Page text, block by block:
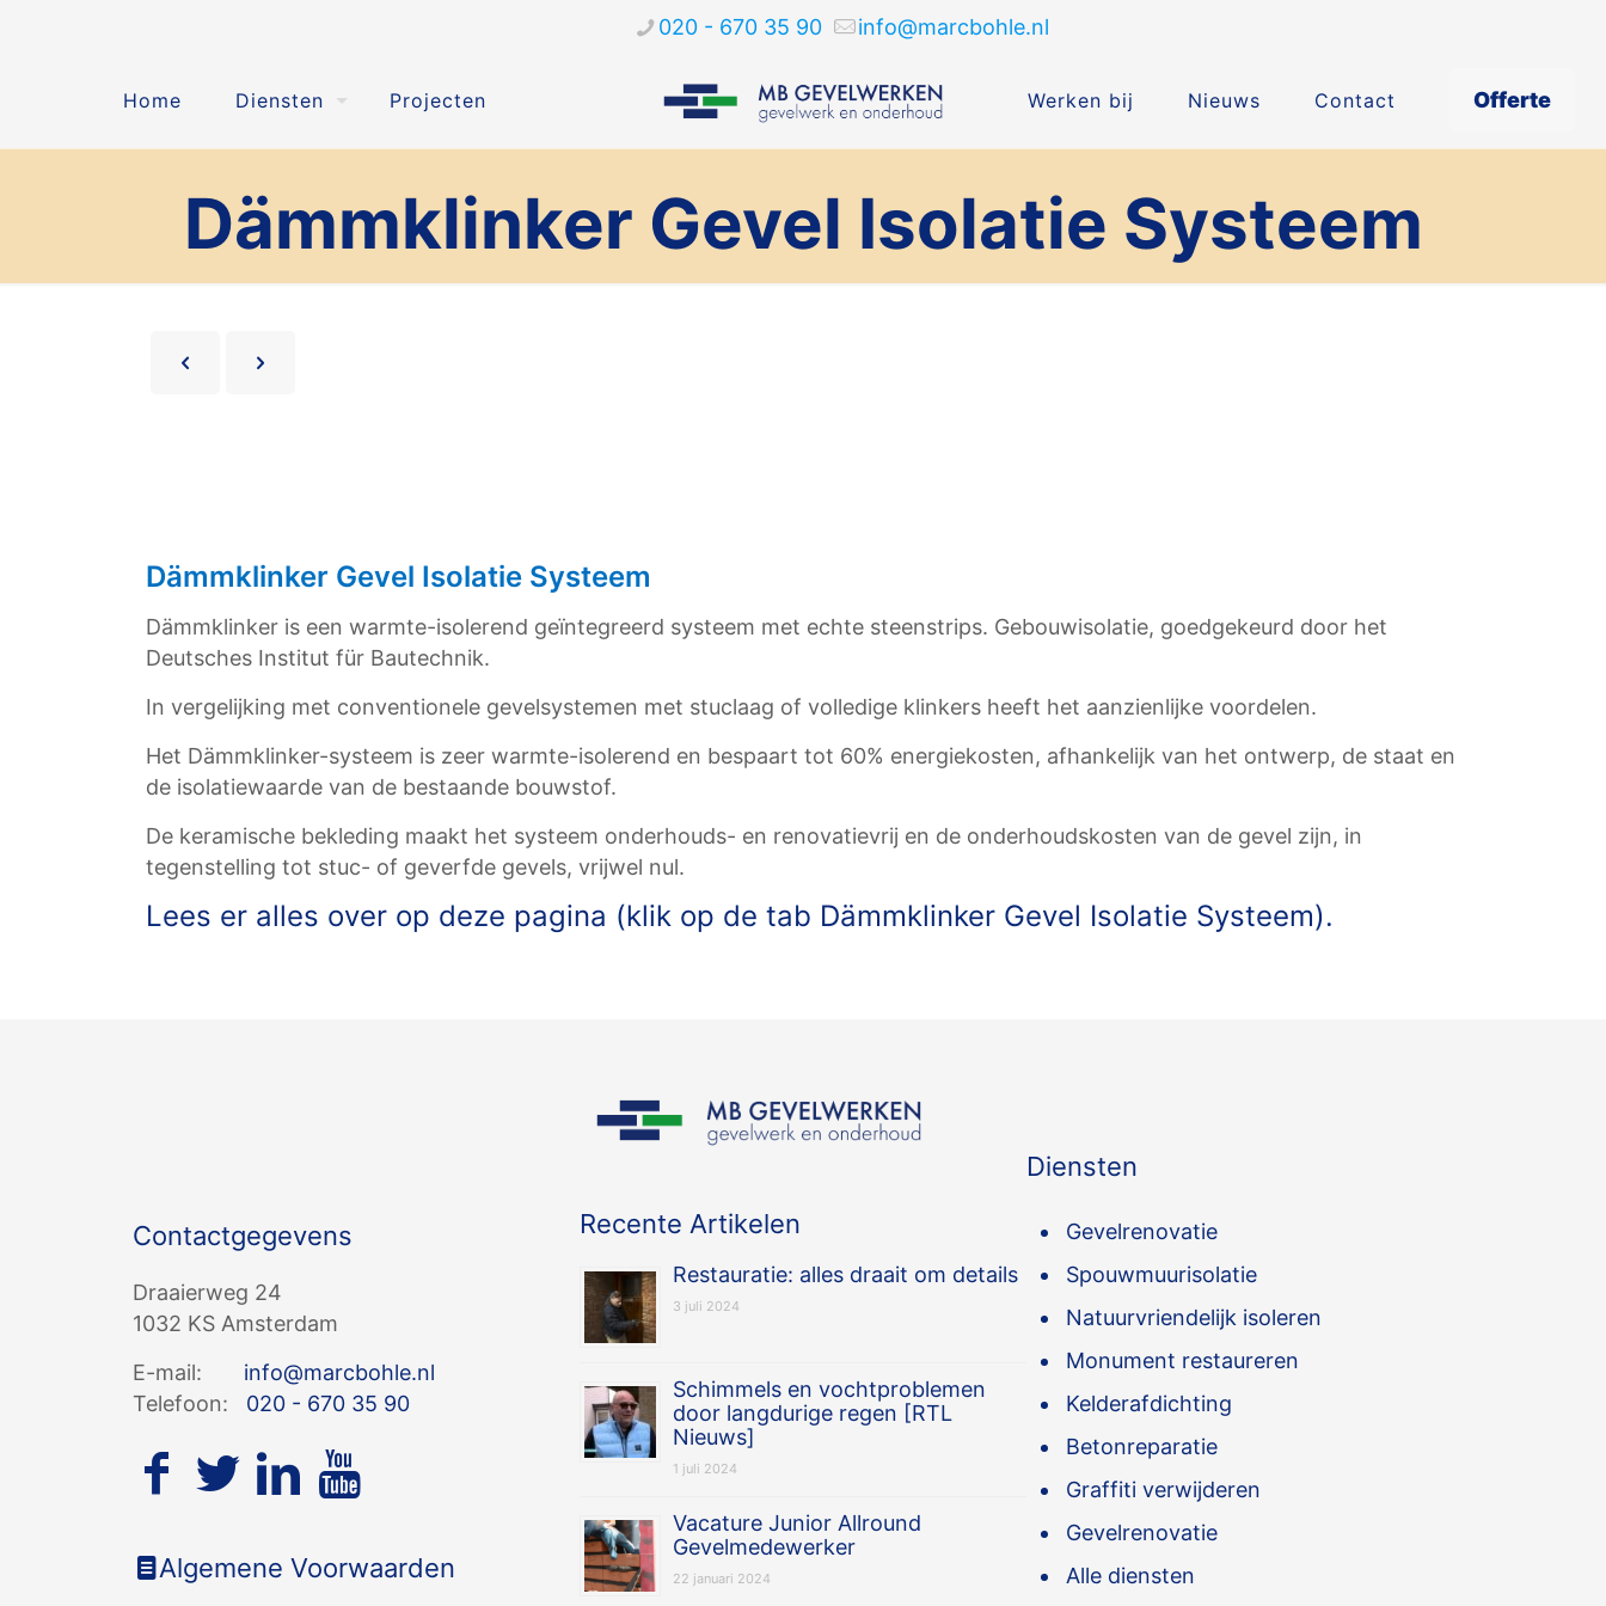
020 - 670 35 90 info@marcbohle.nl
Home Diensten Projecten Werken bij Nieuws Contact Offerte
Dämmklinker Gevel Isolatie Systeem
Dämmklinker Gevel Isolatie Systeem
Dämmklinker is een warmte-isolerend geïntegreerd systeem met echte steenstrips. Gebouwisolatie, goedgekeurd door het
Deutsches Institut für Bautechnik.
In vergelijking met conventionele gevelsystemen met stuclaag of volledige klinkers heeft het aanzienlijke voordelen.
Het Dämmklinker-systeem is zeer warmte-isolerend en bespaart tot 60% energiekosten, afhankelijk van het ontwerp, de staat en
de isolatiewaarde van de bestaande bouwstof.
De keramische bekleding maakt het systeem onderhouds- en renovatievrij en de onderhoudskosten van de gevel zijn, in
tegenstelling tot stuc- of geverfde gevels, vrijwel nul.
Lees er alles over op deze pagina (klik op de tab Dämmklinker Gevel Isolatie Systeem).
Contactgegevens
Draaierweg 24
1032 KS Amsterdam
E-mail: info@marcbohle.nl
Telefoon: 020 - 670 35 90
Algemene Voorwaarden
Recente Artikelen
Restauratie: alles draait om details
3 juli 2024
Schimmels en vochtproblemen
door langdurige regen [RTL
Nieuws]
1 juli 2024
Vacature Junior Allround
Gevelmedewerker
22 januari 2024
Diensten
Gevelrenovatie
Spouwmuurisolatie
Natuurvriendelijk isoleren
Monument restaureren
Kelderafdichting
Betonreparatie
Graffiti verwijderen
Gevelrenovatie
Alle diensten